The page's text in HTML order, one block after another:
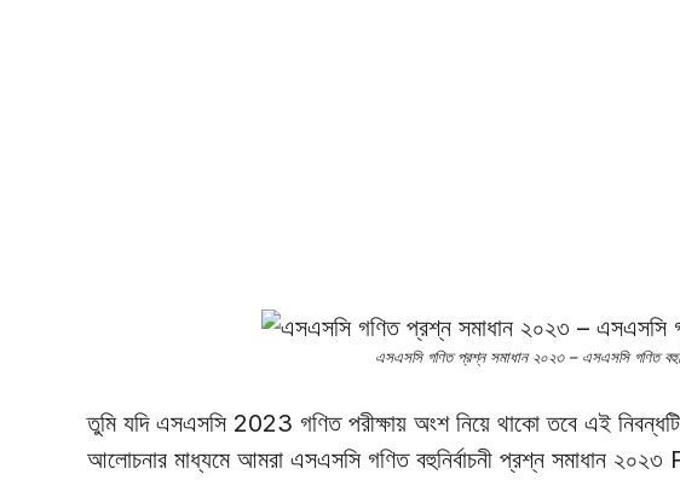
এসএসসি গণিত প্রশ্ন সমাধান ২০২৩ – এসএসসি গণিত
তুমি যদি এসএসসি 2023 গণিত পরীক্ষায় অংশ নিয়ে থাকো তবে এই
আলোচনার মাধ্যমে আমরা এসএসসি গণিত বহুনির্বাচনী প্রশ্ন সমাধান